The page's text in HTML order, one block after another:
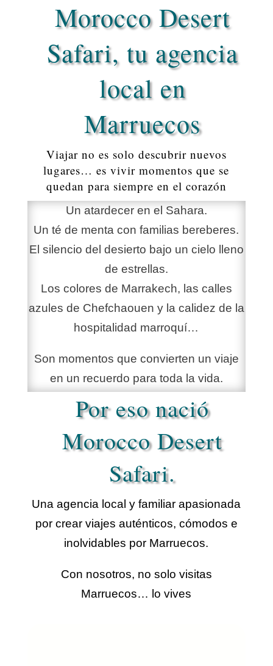
Morocco Desert
Safari, tu agencia
local en
Marruecos
Viajar no es solo descubrir nuevos
lugares… es vivir momentos que se
quedan para siempre en el corazón
Un atardecer en el Sahara.
Un té de menta con familias bereberes.
El silencio del desierto bajo un cielo lleno
de estrellas.
Los colores de Marrakech, las calles
azules de Chefchaouen y la calidez de la
hospitalidad marroquí…
Son momentos que convierten un viaje
en un recuerdo para toda la vida.
Por eso nació
Morocco Desert
Safari.
Una agencia local y familiar apasionada
por crear viajes auténticos, cómodos e
inolvidables por Marruecos.
Con nosotros, no solo visitas
Marruecos… lo vives